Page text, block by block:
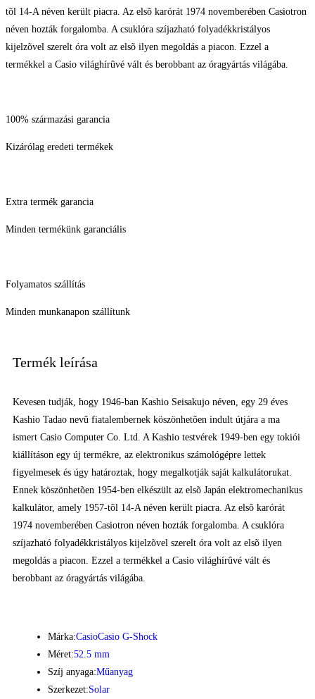
tõl 14-A néven került piacra. Az elsõ karórát 1974 novemberében Casiotron
néven hozták forgalomba. A csuklóra szíjazható folyadékkristályos
kijelzõvel szerelt óra volt az elsõ ilyen megoldás a piacon. Ezzel a
termékkel a Casio világhírûvé vált és berobbant az óragyártás világába.
100% származási garancia
Kizárólag eredeti termékek
Extra termék garancia
Minden termékünk garanciális
Folyamatos szállítás
Minden munkanapon szállítunk
Termék leírása
Kevesen tudják, hogy 1946-ban Kashio Seisakujo néven, egy 29 éves
Kashio Tadao nevû fiatalembernek köszönhetõen indult útjára a ma
ismert Casio Computer Co. Ltd. A Kashio testvérek 1949-ben egy tokiói
kiállításon egy új termékre, az elektronikus számológépre lettek
figyelmesek és úgy határoztak, hogy megalkotják saját kalkulátorukat.
Ennek köszönhetõen 1954-ben elkészült az elsõ Japán elektromechanikus
kalkulátor, amely 1957-tõl 14-A néven került piacra. Az elsõ karórát
1974 novemberében Casiotron néven hozták forgalomba. A csuklóra
szíjazható folyadékkristályos kijelzõvel szerelt óra volt az elsõ ilyen
megoldás a piacon. Ezzel a termékkel a Casio világhírûvé vált és
berobbant az óragyártás világába.
Márka:CasioCasio G-Shock
Méret:52.5 mm
Szíj anyaga:Műanyag
Szerkezet:Solar